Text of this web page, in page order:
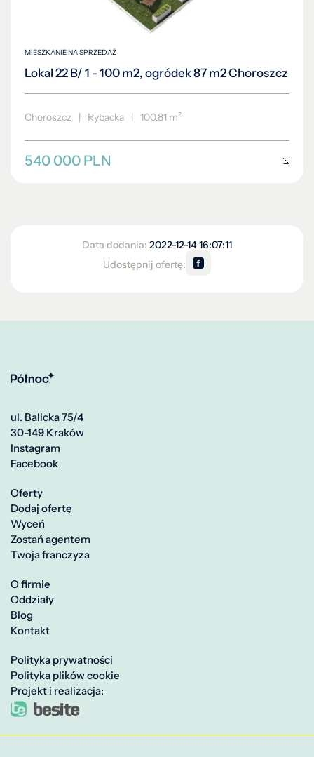
MIESZKANIE NA SPRZEDAŻ
Lokal 22 B/ 1 - 100 m2, ogródek 87 m2 Choroszcz
Choroszcz Rybacka 100.81 m²
540 000 PLN
Data dodania: 2022-12-14 16:07:11
Udostępnij ofertę:
ul. Balicka 75/4
30-149 Kraków
Instagram
Facebook
Oferty
Dodaj ofertę
Wyceń
Zostań agentem
Twoja franczyza
O firmie
Oddziały
Blog
Kontakt
Polityka prywatności
Polityka plików cookie
Projekt i realizacja: